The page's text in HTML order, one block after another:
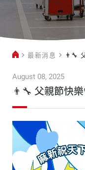
最新消息 👨‍🔧
August 08, 2025
👨‍🔧 父親節快